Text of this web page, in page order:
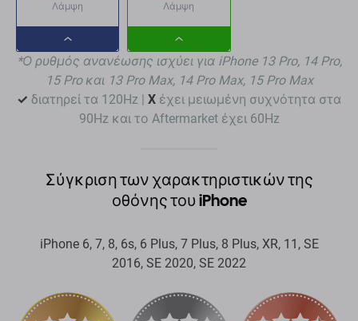
Λάμψη
Dropdown
button
Λάμψη
Dropdown
button
*Ο ρυθμός ανανέωσης ισχύει για iPhone 13 Pro, 14 Pro,
15 Pro και 13 Pro Max, 14 Pro Max, 15 Pro Max
✓ διατηρεί τα 120Hz | X έχει μειωμένη συχνότητα στα
90Hz και το Aftermarket έχει 60Hz
Σύγκριση των χαρακτηριστικών της
οθόνης του iPhone
iPhone 6, 7, 8, 6s, 6 Plus, 7 Plus, 8 Plus, XR, 11, SE
2016, SE 2020, SE 2022